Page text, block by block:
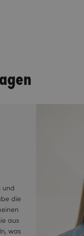
und
die
aus
was